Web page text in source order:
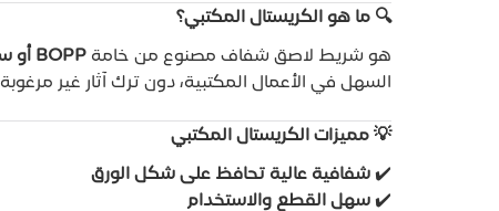
🔍 ما هو الكريستال المكتبي؟
هو شريط لاصق شفاف مصنوع من خامة BOPP أو سيلوفان
السهل في الأعمال المكتبية، دون ترك آثار غير
💡 مميزات الكريستال المكتبي
✔️ شفافية عالية تحافظ على شكل الورق
✔️ سهل القطع والاستخدام